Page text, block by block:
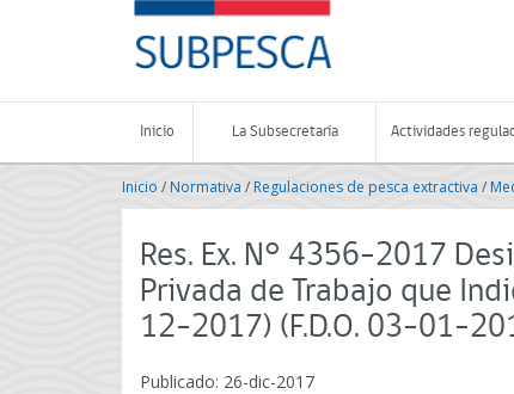
-
Subsecretaría
de
Pesca
Acuicultura
-
de
Chile
Inicio La Subsecretaría Actividades
Inicio /Normativa / Regulaciones de pesca extractiva /
Res. Ex. N° 4356-2017
Privada de Trabajo que
12-2017) (F.D.O. 03-01-
Publicado: 26-dic-2017